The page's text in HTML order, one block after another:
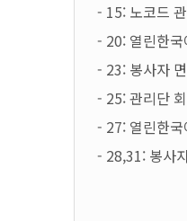
- 15: 노코드
- 20: 열린한
- 23: 봉사자
- 25: 관리단
- 27: 열린한
- 28,31: 봉사